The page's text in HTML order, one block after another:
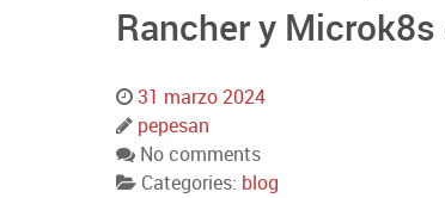
Rancher y
31 marzo 2024
pepesan
No comments
Categories: blog